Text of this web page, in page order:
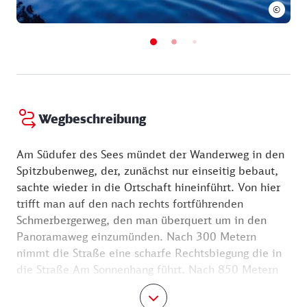
©
Wegbeschreibung
Am Südufer des Sees mündet der Wanderweg in den
Spitzbubenweg, der, zunächst nur einseitig bebaut,
sachte wieder in die Ortschaft hineinführt. Von hier
trifft man auf den nach rechts fortführenden
Schmerbergerweg, den man überquert um in den
Panoramaweg einzumünden. Nach 300 Metern
nimmt die Straße eine scharfe Rechtsbiegung die in
die Straße Am Sonnenhang führt. Nach 850 Metern
steht man rechterhand vor dem Abzweig in die
Geschwister-Scholl-Straße. Auf das Wohnhaus des